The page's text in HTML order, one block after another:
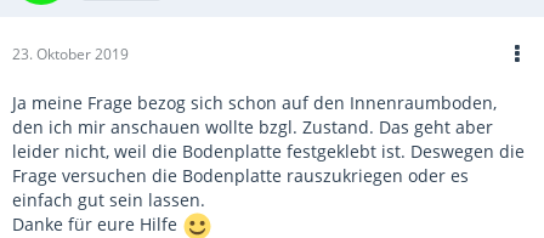
23. Oktober 2019
Ja meine Frage bezog sich schon auf den Innenraumboden,
den ich mir anschauen wollte bzgl. Zustand. Das geht aber
leider nicht, weil die Bodenplatte festgeklebt ist. Deswegen die
Frage versuchen die Bodenplatte rauszukriegen oder es
einfach gut sein lassen.
Danke für eure Hilfe